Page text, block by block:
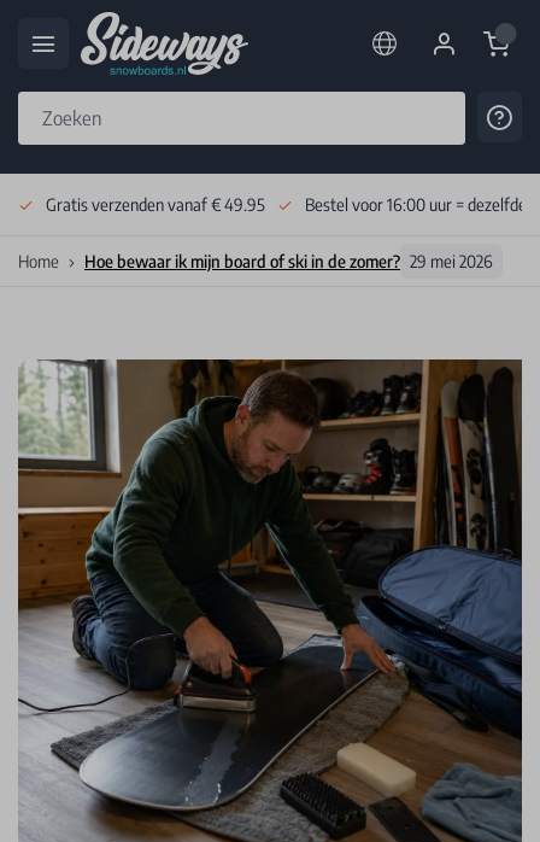
Cart
Gratis verzenden vanaf € 49.95 Bestel voor 16:00 uur = dezelfde
Home Hoe bewaar ik mijn board of ski in de zomer? 29 mei 2026